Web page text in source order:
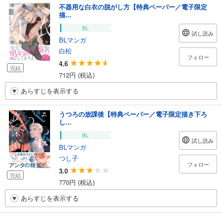
完結
不器用な白衣の脱がし方【特典ペーパー／電子限定
描...
BL
BLマンガ
白松
4.6
712円 (税込)
試し読み
フォロー
あらすじを表示する
完結
うつろの放課後【特典ペーパー／電子限定描き下ろ
し...
BL
BLマンガ
つし子
3.0
770円 (税込)
試し読み
フォロー
あらすじを表示する